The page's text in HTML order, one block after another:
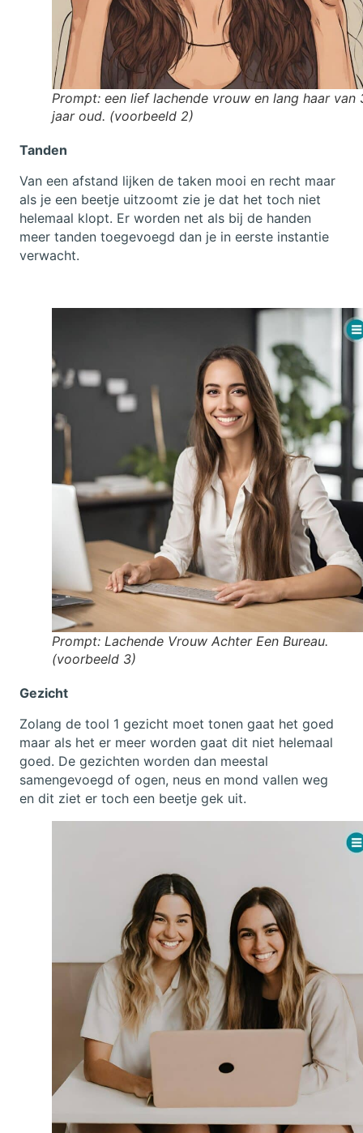
Prompt: een lief lachende vrouw en lang haar van
jaar oud. (voorbeeld 2)
Tanden
Van een afstand lijken de taken mooi en recht maar
als je een beetje uitzoomt zie je dat het toch niet
helemaal klopt. Er worden net als bij de handen
meer tanden toegevoegd dan je in eerste instantie
verwacht.
Prompt: Lachende Vrouw Achter Een Bureau.
(voorbeeld 3)
Gezicht
Zolang de tool 1 gezicht moet tonen gaat het goed
maar als het er meer worden gaat dit niet helemaal
goed. De gezichten worden dan meestal
samengevoegd of ogen, neus en mond vallen weg
en dit ziet er toch een beetje gek uit.